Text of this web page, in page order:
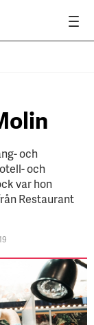
och
och
var hon
Restaurant